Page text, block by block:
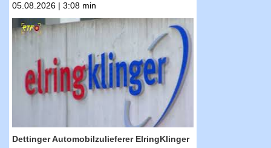
05.08.2026 | 3:08 min
RTF.1-Nachrichten: Dettinger
Automobilzulieferer ElringKlinger
veröffentlicht Quartalszahlen
Dettinger Automobilzulieferer ElringKlinger